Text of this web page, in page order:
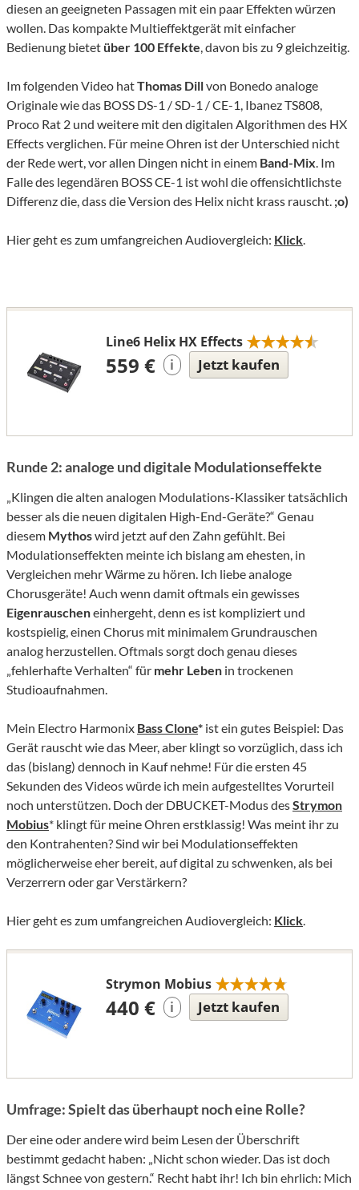
diesen an geeigneten Passagen mit ein paar Effekten würzen
wollen. Das kompakte Multieffektgerät mit einfacher
Bedienung bietet über 100 Effekte, davon bis zu 9 gleichzeitig.
Im folgenden Video hatThomas Dillvon Bonedo analoge
Originale wie das BOSS DS-1 / SD-1 / CE-1, Ibanez TS808,
Proco Rat 2 und weitere mit den digitalen Algorithmen des HX
Effects verglichen. Für meine Ohren ist der Unterschied nicht
der Rede wert, vor allen Dingen nicht in einem Band-Mix. Im
Falle des legendären BOSS CE-1 ist wohl die offensichtlichste
Differenz die, dass die Version des Helix nicht krass rauscht. ;o)
Hier geht es zum umfangreichen Audiovergleich: Klick.
Line6 Helix HX Effects
559 € i Jetzt kaufen
Runde 2: analoge und digitale Modulationseffekte
„Klingen die alten analogen Modulations-Klassiker tatsächlich
besser als die neuen digitalen High-End-Geräte?“ Genau
diesem Mythoswird jetzt auf den Zahn gefühlt. Bei
Modulationseffekten meinte ich bislang am ehesten, in
Vergleichen mehr Wärme zu hören. Ich liebe analoge
Chorusgeräte! Auch wenn damit oftmals ein gewisses
Eigenrauscheneinhergeht, denn es ist kompliziert und
kostspielig, einen Chorus mit minimalem Grundrauschen
analog herzustellen. Oftmals sorgt doch genau dieses
„fehlerhafte Verhalten“ für mehr Leben in trockenen
Studioaufnahmen.
Mein Electro Harmonix Bass Clone* ist ein gutes Beispiel: Das
Gerät rauscht wie das Meer, aber klingt so vorzüglich, dass ich
das (bislang) dennoch in Kauf nehme! Für die ersten 45
Sekunden des Videos würde ich mein aufgestelltes Vorurteil
noch unterstützen. Doch der DBUCKET-Modus desStrymon
Mobius* klingt für meine Ohren erstklassig! Was meint ihr zu
den Kontrahenten? Sind wir bei Modulationseffekten
möglicherweise eher bereit, auf digital zu schwenken, als bei
Verzerrern oder gar Verstärkern?
Hier geht es zum umfangreichen Audiovergleich: Klick.
Strymon Mobius
440 € i Jetzt kaufen
Umfrage: Spielt das überhaupt noch eine Rolle?
Der eine oder andere wird beim Lesen der Überschrift
bestimmt gedacht haben: „Nicht schon wieder. Das ist doch
längst Schnee von gestern.“ Recht habt ihr! Ich bin ehrlich: Mich